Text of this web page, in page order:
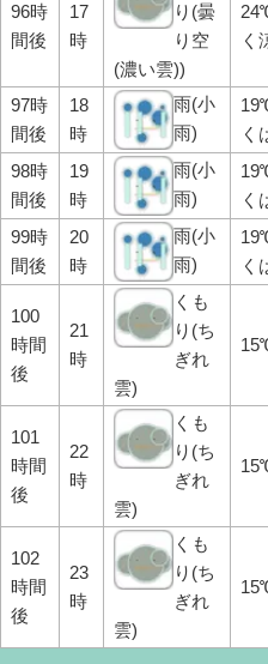
96時
間後
17
時
り(曇
り空
(濃い雲))
く
97時
間後
18
時
雨(小
雨)
く
98時
間後
19
時
雨(小
雨)
く
99時
間後
20
時
雨(小
雨)
く
100
時間
後
21
時
くも
り(ち
ぎれ
雲)
101
時間
後
22
時
くも
り(ち
ぎれ
雲)
102
時間
後
23
時
くも
り(ち
ぎれ
雲)